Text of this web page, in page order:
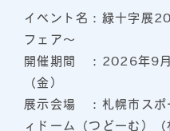
イベント名：緑十字展
フェア～
開催期間 ：2026年9
（金）
展示会場 ：札幌市ス
ィドーム（つどーむ）（